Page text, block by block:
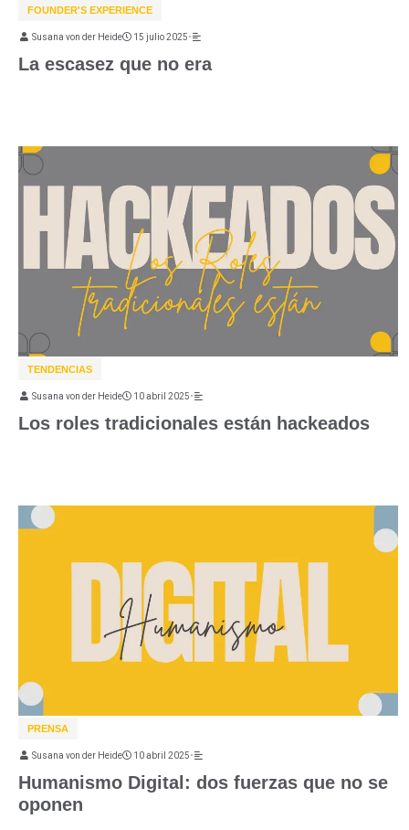
FOUNDER'S EXPERIENCE
La escasez que no era
Susana von der Heide 15 julio 2025•
TENDENCIAS
Los roles tradicionales están hackeados
Susana von der Heide 10 abril 2025•
PRENSA
Humanismo Digital: dos fuerzas que no se
oponen
Susana von der Heide 10 abril 2025•